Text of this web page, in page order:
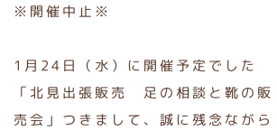
※開催中止※
1月24日（水）に開催予定でした
「 北見出張販売 足の相談と靴の販
売会 」つきまして、誠に残念ながら